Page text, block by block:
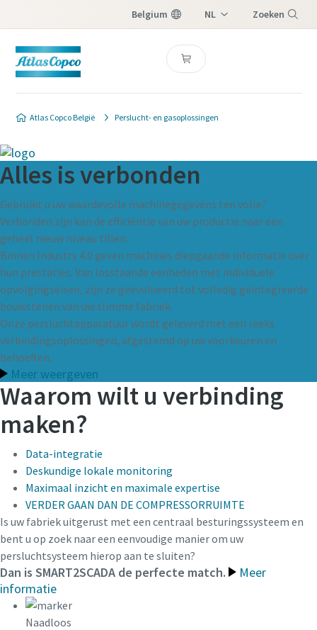
Belgium NL Zoeken
Atlas Copco België Perslucht- en gasoplossingen
Alles is verbonden
Gebruikt u uw waardevolle machinegegevens ten volle?
Verbonden zijn kan de efficiëntie van uw productie naar een
geheel nieuw niveau tillen.
Binnen Industry 4.0 geven machines diepgaande informatie over
hun prestaties. Van losstaande eenheden met individuele
opvolgingseisen, zijn ze geëvolueerd tot volledig geïntegreerde
bouwstenen van uw slimme fabriek.
Onze persluchtapparatuur wordt geleverd met een reeks
verbindingsoplossingen, afgestemd op uw voorkeuren en
behoeften.
Meer weergeven
Waarom wilt u verbinding
maken?
Data-integratie
Deskundige lokale monitoring
Maximaal inzicht en maximale expertise
VERDER GAAN DAN DE COMPRESSORRUIMTE
Is uw fabriek uitgerust met een centraal besturingssysteem en
bent u op zoek naar een eenvoudige manier om uw
persluchtsysteem hierop aan te sluiten?
Dan is SMART2SCADA de perfecte match.
Meer
informatie
Naadloos